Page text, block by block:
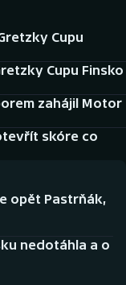
Cupu
Cupu Finsko
zahájil Motor
skóre co
opět Pastrňák,
nedotáhla a o